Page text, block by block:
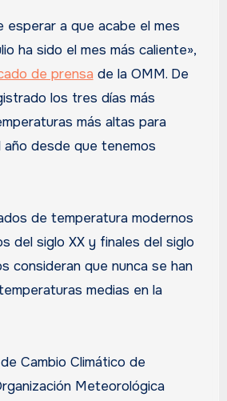
esperar a que acabe el mes
ha sido el mes más caliente»,
de prensa de la OMM. De
los tres días más
más altas para
desde que tenemos
de temperatura modernos
del siglo XX y finales del siglo
consideran que nunca se han
medias en la
Cambio Climático de
Meteorológica